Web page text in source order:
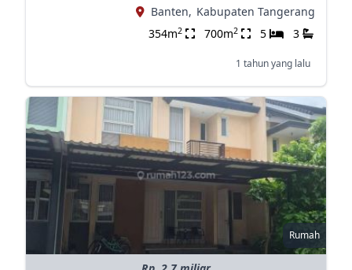
Banten, Kabupaten Tangerang
354m2 700m2 5 3
1 tahun yang lalu
Rumah